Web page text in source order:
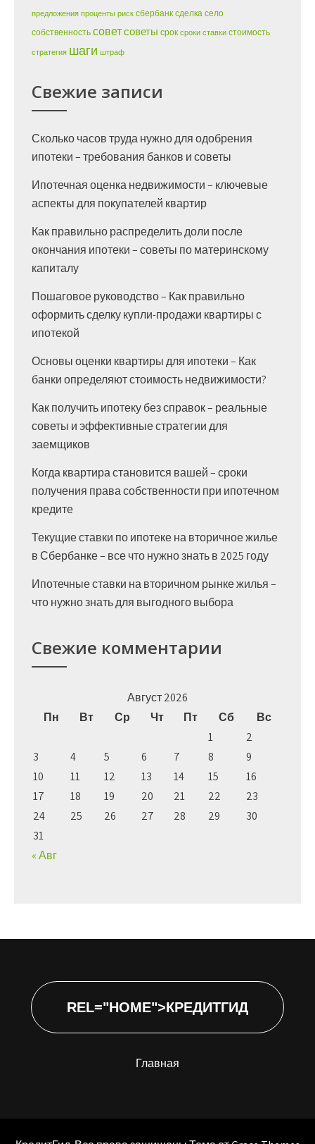
предложения проценты риск сбербанксделкасело
собственностьсоветсоветы срок сроки ставки стоимость
стратегия шаги штраф
Свежие записи
Сколько часов труда нужно для одобрения
ипотеки – требования банков и советы
Ипотечная оценка недвижимости – ключевые
аспекты для покупателей квартир
Как правильно распределить доли после
окончания ипотеки – советы по материнскому
капиталу
Пошаговое руководство – Как правильно
оформить сделку купли-продажи квартиры с
ипотекой
Основы оценки квартиры для ипотеки – Как
банки определяют стоимость недвижимости?
Как получить ипотеку без справок – реальные
советы и эффективные стратегии для
заемщиков
Когда квартира становится вашей – сроки
получения права собственности при ипотечном
кредите
Текущие ставки по ипотеке на вторичное жилье
в Сбербанке – все что нужно знать в 2025 году
Ипотечные ставки на вторичном рынке жилья –
что нужно знать для выгодного выбора
Свежие комментарии
Август 2026
Пн
Вт Ср Чт Пт Сб
Вс
1
2
3
4 5 6 7 8
9
10
11 12 13 14 15
16
17
18 19 20 21 22
23
24
25 26 27 28 29
30
31
« Авг
REL="HOME">КРЕДИТГИД
Главная